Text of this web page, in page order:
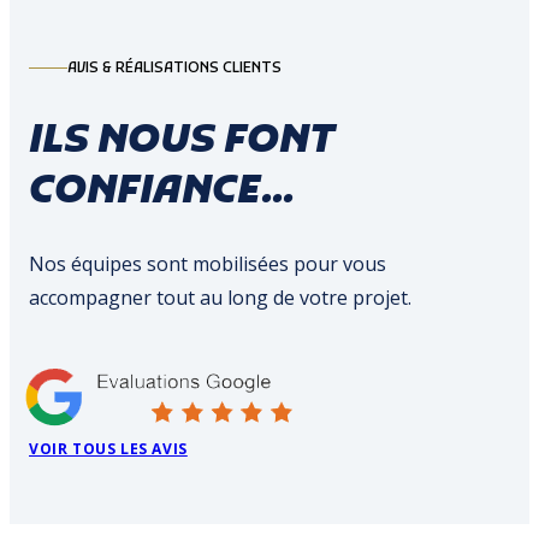
AVIS & RÉALISATIONS CLIENTS
ILS NOUS FONT
CONFIANCE...
Nos équipes sont mobilisées pour vous
accompagner tout au long de votre projet.
VOIR TOUS LES AVIS